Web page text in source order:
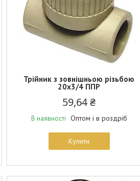
Трійник з зовнішньою різьбою
20х3/4 ППР
59,64 ₴
В наявності Оптом і в роздріб
Купити